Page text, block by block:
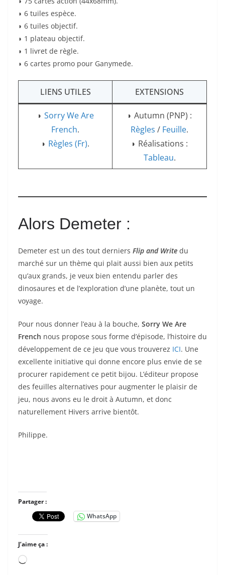
◗ 6 tuiles espèce.
◗ 6 tuiles objectif.
◗ 1 plateau objectif.
◗ 1 livret de règle.
◗ 6 cartes promo pour Ganymede.
LIENS UTILES EXTENSIONS
◗ Sorry We Are
French.
◗ Règles (Fr).
◗ Autumn (PNP) :
Règles / Feuille.
◗ Réalisations :
Tableau.
Alors Demeter :
Demeter est un des tout derniers Flip and Write du
marché sur un thème qui plait aussi bien aux petits
qu’aux grands, je veux bien entendu parler des
dinosaures et de l’exploration d’une planète, tout un
voyage.
Pour nous donner l’eau à la bouche, Sorry We Are
French nous propose sous forme d’épisode, l’histoire du
développement de ce jeu que vous trouverez ICI. Une
excellente initiative qui donne encore plus envie de se
procurer rapidement ce petit bijou. L’éditeur propose
des feuilles alternatives pour augmenter le plaisir de
jeu, nous avons eu le droit à Autumn, et donc
naturellement Hivers arrive bientôt.
Philippe.
Partager :
WhatsApp
J’aime ça :
Chargement…